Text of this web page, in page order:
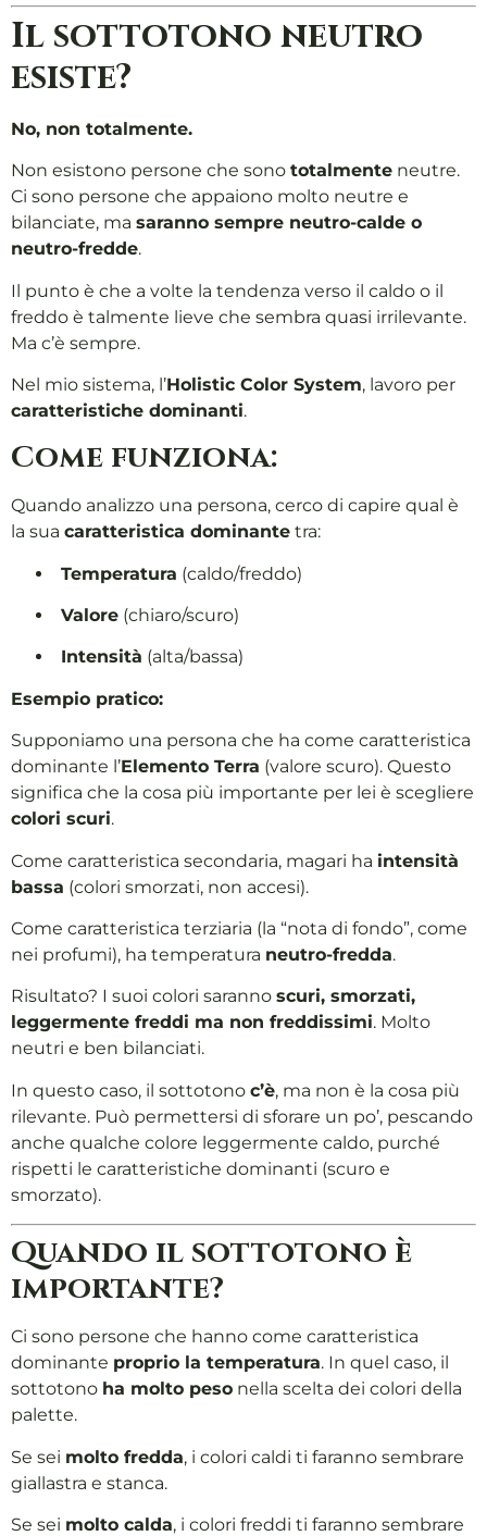
Il sottotono neutro
esiste?
No, non totalmente.
Non esistono persone che sono totalmente neutre.
Ci sono persone che appaiono molto neutre e
bilanciate, ma saranno sempre neutro-calde o
neutro-fredde.
Il punto è che a volte la tendenza verso il caldo o il
freddo è talmente lieve che sembra quasi irrilevante.
Ma c’è sempre.
Nel mio sistema, l’Holistic Color System, lavoro per
caratteristiche dominanti.
Come funziona:
Quando analizzo una persona, cerco di capire qual è
la sua caratteristica dominante tra:
Temperatura (caldo/freddo)
Valore (chiaro/scuro)
Intensità (alta/bassa)
Esempio pratico:
Supponiamo una persona che ha come caratteristica
dominante l’Elemento Terra (valore scuro). Questo
significa che la cosa più importante per lei è scegliere
colori scuri.
Come caratteristica secondaria, magari ha intensità
bassa (colori smorzati, non accesi).
Come caratteristica terziaria (la “nota di fondo”, come
nei profumi), ha temperatura neutro-fredda.
Risultato? I suoi colori saranno scuri, smorzati,
leggermente freddi ma non freddissimi. Molto
neutri e ben bilanciati.
In questo caso, il sottotono c’è, ma non è la cosa più
rilevante. Può permettersi di sforare un po’, pescando
anche qualche colore leggermente caldo, purché
rispetti le caratteristiche dominanti (scuro e
smorzato).
Quando il sottotono è
importante?
Ci sono persone che hanno come caratteristica
dominante proprio la temperatura. In quel caso, il
sottotono ha molto peso nella scelta dei colori della
palette.
Se sei molto fredda, i colori caldi ti faranno sembrare
giallastra e stanca.
Se sei molto calda, i colori freddi ti faranno sembrare